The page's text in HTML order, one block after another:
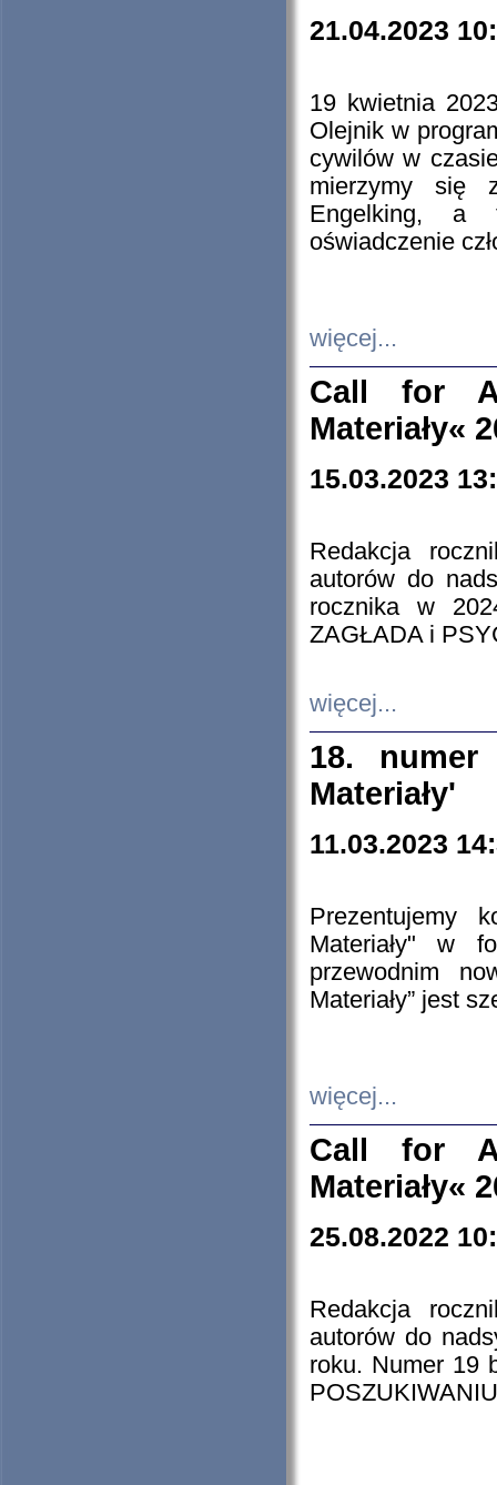
21.04.2023
19 kwietnia
Olejnik w
cywilów w
mierzymy się
Engelking, a
oświadczenie
więcej...
Call for
Materiały«
15.03.2023
Redakcja
autorów do
rocznika w
ZAGŁADA i
więcej...
18. numer
Materiały'
11.03.2023
Prezentujemy
Materiały" w
przewodnim
Materiały” jest
więcej...
Call for
Materiały«
25.08.2022
Redakcja
autorów do
roku. Numer 19